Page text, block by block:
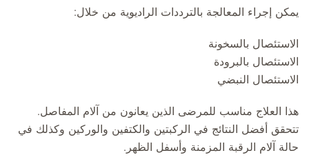
يمكن إجراء المعالجة بالترددات الراديوية من خلال:
الاستئصال بالسخونة
الاستئصال بالبرودة
الاستئصال النبضي
هذا العلاج مناسب للمرضى الذين يعانون من آلام المفاصل.
تتحقق أفضل النتائج في الركبتين والكتفين والوركين وكذلك في
حالة آلام الرقبة المزمنة وأسفل الظهر.